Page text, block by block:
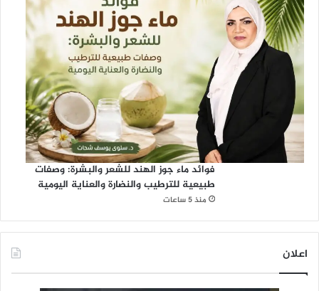
فوائد ماء جوز الهند للشعر والبشرة: وصفات
طبيعية للترطيب والنضارة والعناية اليومية
منذ 5 ساعات
اعلان